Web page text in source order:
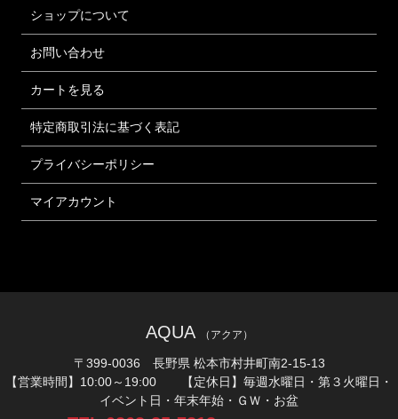
ショップについて
お問い合わせ
カートを見る
特定商取引法に基づく表記
プライバシーポリシー
マイアカウント
AQUA （アクア）
〒399-0036 長野県 松本市村井町南2-15-13
【営業時間】10:00～19:00 【定休日】毎週水曜日・第３火曜日・
イベント日・年末年始・ＧＷ・お盆